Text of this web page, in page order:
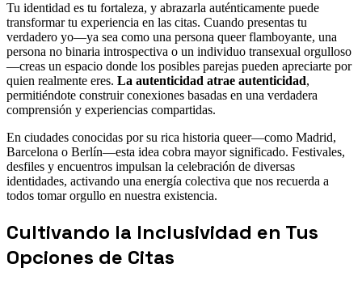
Tu identidad es tu fortaleza, y abrazarla auténticamente puede
transformar tu experiencia en las citas. Cuando presentas tu
verdadero yo—ya sea como una persona queer flamboyante, una
persona no binaria introspectiva o un individuo transexual orgulloso
—creas un espacio donde los posibles parejas pueden apreciarte por
quien realmente eres. La autenticidad atrae autenticidad,
permitiéndote construir conexiones basadas en una verdadera
comprensión y experiencias compartidas.
En ciudades conocidas por su rica historia queer—como Madrid,
Barcelona o Berlín—esta idea cobra mayor significado. Festivales,
desfiles y encuentros impulsan la celebración de diversas
identidades, activando una energía colectiva que nos recuerda a
todos tomar orgullo en nuestra existencia.
Cultivando la Inclusividad en Tus
Opciones de Citas